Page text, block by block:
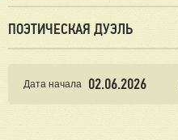
ПОЭТИЧЕСКАЯ ДУЭЛЬ
Дата начала 02.06.2026